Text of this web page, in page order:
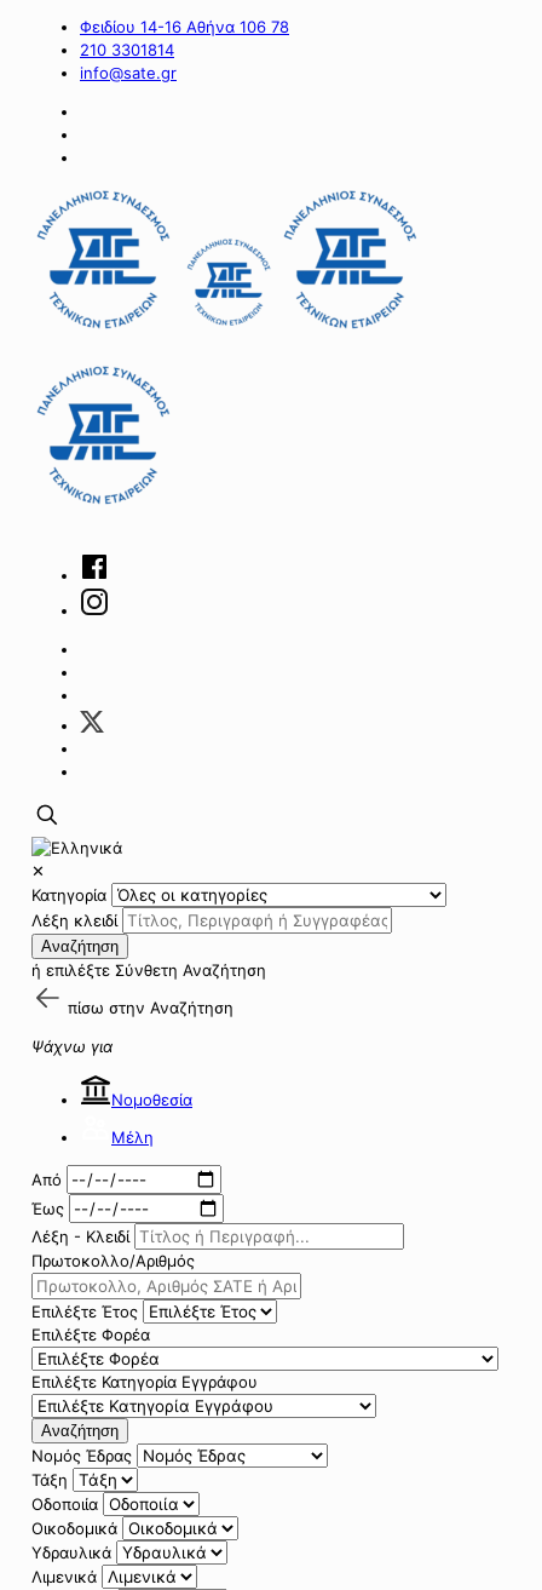
Φειδίου 14-16 Αθήνα 106 78
210 3301814
info@sate.gr
✕
Κατηγορία
Λέξη κλειδί
Αναζήτηση
ή επιλέξτε Σύνθετη Αναζήτηση
πίσω στην Αναζήτηση
Ψάχνω για
Νομοθεσία
Μέλη
Από
Έως
Λέξη - Κλειδί
Πρωτοκολλο/Αριθμός
Επιλέξτε Έτος
Επιλέξτε Φορέα
Επιλέξτε Κατηγορία Εγγράφου
Αναζήτηση
Νομός Έδρας
Τάξη
Οδοποιία
Οικοδομικά
Υδραυλικά
Λιμενικά